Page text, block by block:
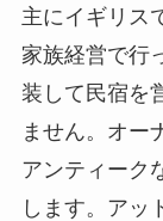
主にイギリス
家族経営で行
装して民宿を
ません。オー
アンティーク
します。アッ